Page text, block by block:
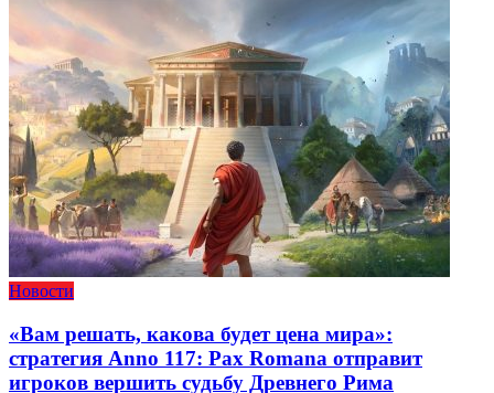
Новости
«Вам решать, какова будет цена мира»:
стратегия Anno 117: Pax Romana отправит
игроков вершить судьбу Древнего Рима